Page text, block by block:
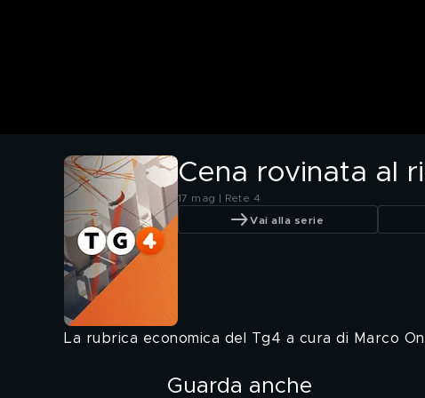
Cena rovinata al
17 mag | Rete 4
Vai alla serie
La rubrica economica del Tg4 a cura di Marco
Guarda anche